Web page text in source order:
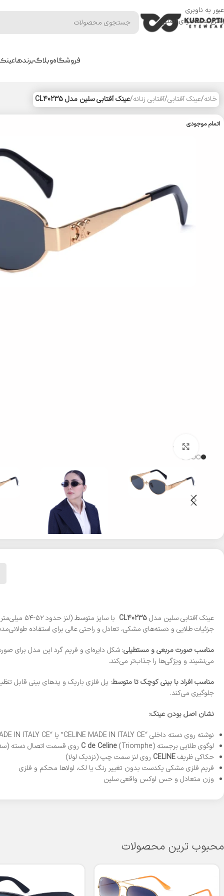
عبور به ناوبری
رفتن به محتوای اصلی
فروشگاهوبلاگبرندها
خانه/عینک آفتابی/آفتابی زنانه/عینک آفتابی سلین مدل CL40235
اتمام موجودی
عینک آفتابی سلین مدلCL40235
جزئیات طلایی و دسته‌های مشکی، تعادل و راحتی عالی برای استفاده
مناسب صورت مربعی و مستطیلی: شکل دایره‌ای و فریم گرد این مدل برای
می‌نشیند و ویژگی‌ها را جذاب‌تر می‌کند.
مناسب افراد با بینی کوچک تا متوسط: پل فلزی باریک و پدهای بینی قابل
جلوگیری می‌کند.
نشان اصل بودن عینک:
نوشته روی دسته داخلی “CELINE MADE IN ITALY CE” یا “MADE IN ITALY CE” با جزئیات دقیق
لوگوی طلایی برجسته
C de Celine(Triomphe) روی قسمت اتصال دسته (سه‌بعدی، براق و دقیق)
حکاکی ظریفCELINE روی لنز سمت چپ (نزدیک لولا)
فریم فلزی مشکی یکدست بدون تغییر رنگ یا لک، لولاها محکم و فلزی
وزن متعادل و حس لوکس واقعی سلین
محبوب ترین محصولات